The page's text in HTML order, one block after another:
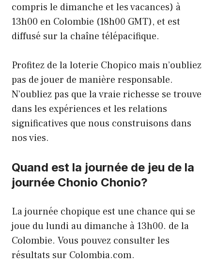
compris le dimanche et les vacances) à
13h00 en Colombie (18h00 GMT), et est
diffusé sur la chaîne télépacifique.
Profitez de la loterie Chopico mais n’oubliez
pas de jouer de manière responsable.
N’oubliez pas que la vraie richesse se trouve
dans les expériences et les relations
significatives que nous construisons dans
nos vies.
Quand est la journée de jeu de la
journée Chonio Chonio?
La journée chopique est une chance qui se
joue du lundi au dimanche à 13h00. de la
Colombie. Vous pouvez consulter les
résultats sur Colombia.com.